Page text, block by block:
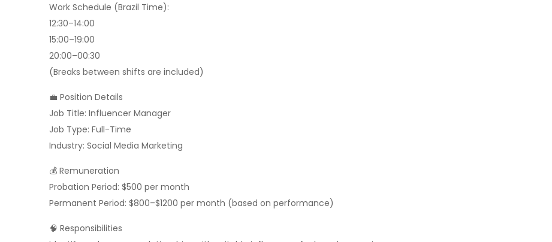
Work Schedule (Brazil Time):
12:30–14:00
15:00–19:00
20:00–00:30
(Breaks between shifts are included)
💼 Position Details
Job Title: Influencer Manager
Job Type: Full-Time
Industry: Social Media Marketing
💰 Remuneration
Probation Period: $500 per month
Permanent Period: $800–$1200 per month (based on performance)
🧠 Responsibilities